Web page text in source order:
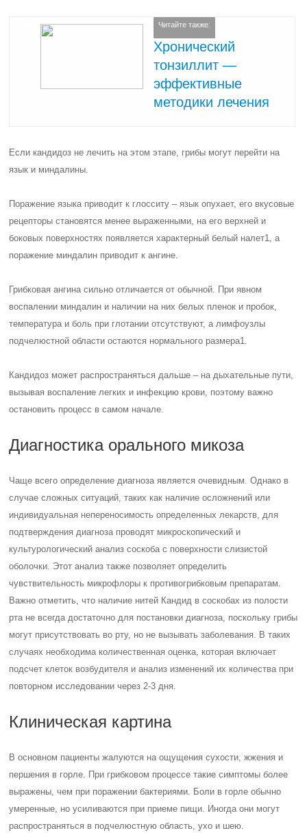
Читайте также:
Хронический
тонзиллит —
эффективные
методики лечения
Если кандидоз не лечить на этом этапе, грибы могут перейти на
язык и миндалины.
Поражение языка приводит к глосситу – язык опухает, его вкусовые
рецепторы становятся менее выраженными, на его верхней и
боковых поверхностях появляется характерный белый налет1, а
поражение миндалин приводит к ангине.
Грибковая ангина сильно отличается от обычной. При явном
воспалении миндалин и наличии на них белых пленок и пробок,
температура и боль при глотании отсутствуют, а лимфоузлы
подчелюстной области остаются нормального размера1.
Кандидоз может распространяться дальше – на дыхательные пути,
вызывая воспаление легких и инфекцию крови, поэтому важно
остановить процесс в самом начале.
Диагностика орального микоза
Чаще всего определение диагноза является очевидным. Однако в
случае сложных ситуаций, таких как наличие осложнений или
индивидуальная непереносимость определенных лекарств, для
подтверждения диагноза проводят микроскопический и
культурологический анализ соскоба с поверхности слизистой
оболочки. Этот анализ также позволяет определить
чувствительность микрофлоры к противогрибковым препаратам.
Важно отметить, что наличие нитей Кандид в соскобах из полости
рта не всегда достаточно для постановки диагноза, поскольку грибы
могут присутствовать во рту, но не вызывать заболевания. В таких
случаях необходима количественная оценка, которая включает
подсчет клеток возбудителя и анализ изменений их количества при
повторном исследовании через 2-3 дня.
Клиническая картина
В основном пациенты жалуются на ощущения сухости, жжения и
першения в горле. При грибковом процессе такие симптомы более
выражены, чем при поражении бактериями. Боли в горле обычно
умеренные, но усиливаются при приеме пищи. Иногда они могут
распространяться в подчелюстную область, ухо и шею.